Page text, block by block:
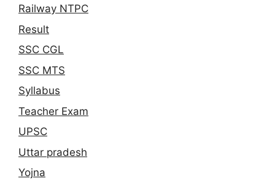
Railway NTPC
Result
SSC CGL
SSC MTS
Syllabus
Teacher Exam
UPSC
Uttar pradesh
Yojna